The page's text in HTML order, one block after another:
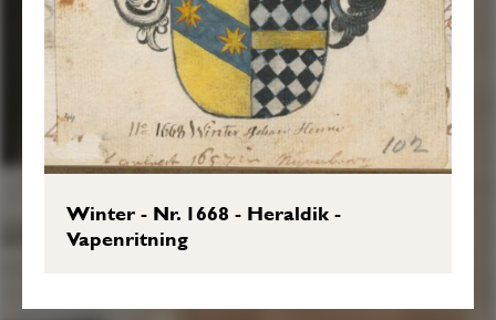
Winter - Nr. 1668 - Heraldik -
Vapenritning